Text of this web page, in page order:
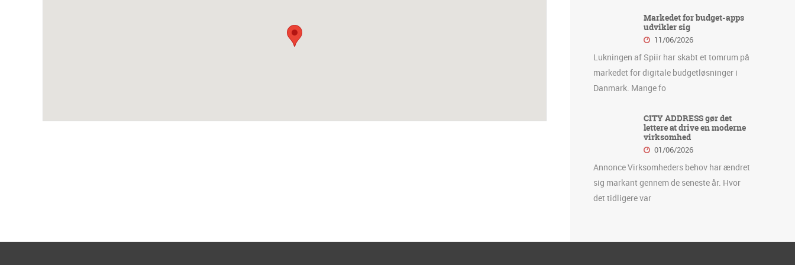
Markedet for budget-apps
udvikler sig
11/06/2026
Lukningen af Spiir har skabt et tomrum på
markedet for digitale budgetløsninger i
Danmark. Mange fo
CITY ADDRESS gør det
lettere at drive en moderne
virksomhed
01/06/2026
Annonce Virksomheders behov har ændret
sig markant gennem de seneste år. Hvor
det tidligere var